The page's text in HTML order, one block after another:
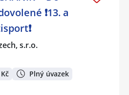
❗13. a
s.r.o.
Plný úvazek